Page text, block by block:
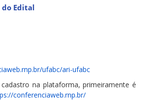
do Edital
ufabc/ari-ufabc
na plataforma, primeiramente é
conferenciaweb.rnp.br/